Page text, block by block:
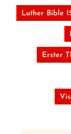
Luther Bible
Erster